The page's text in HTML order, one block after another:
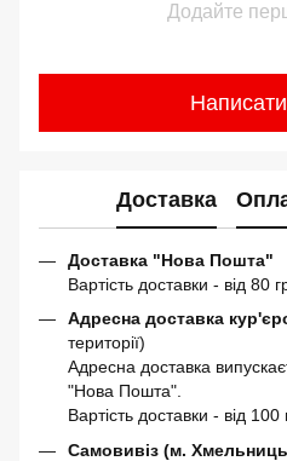
Додайте
Написати
Доставка
Доставка "Нова Пошта"
Вартість доставки - від 80
Адресна доставка
території)
Адресна доставка
"Нова Пошта".
Вартість доставки - від 100
Самовивіз (м.